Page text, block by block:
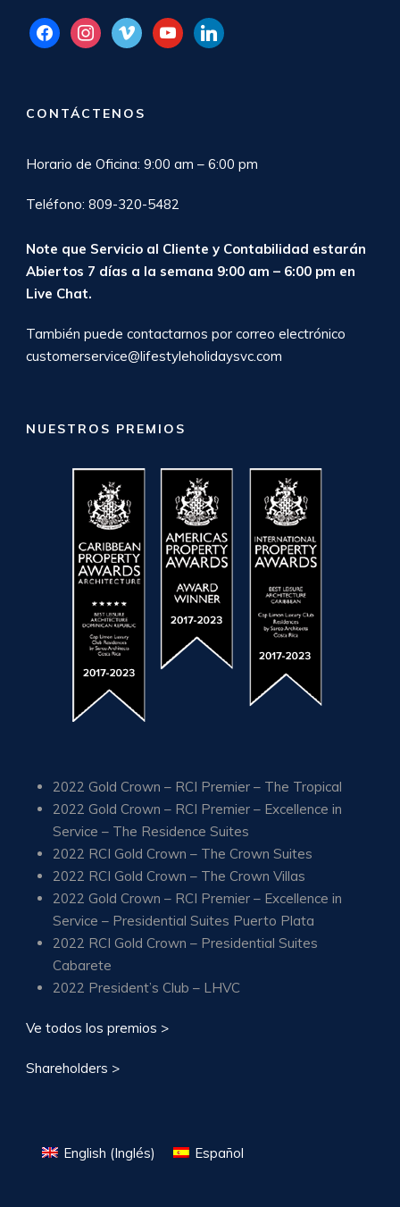
facebookinstagram
vimeo youtubelinkedin
CONTÁCTENOS
Horario de Oficina: 9:00 am – 6:00 pm
Teléfono: 809-320-5482
Note que Servicio al Cliente y Contabilidad estarán
Abiertos 7 días a la semana 9:00 am – 6:00 pm en
Live Chat.
También puede contactarnos por correo electrónico
customerservice@lifestyleholidaysvc.com
NUESTROS PREMIOS
2022 Gold Crown – RCI Premier – The Tropical
2022 Gold Crown – RCI Premier – Excellence in
Service – The Residence Suites
2022 RCI Gold Crown – The Crown Suites
2022 RCI Gold Crown – The Crown Villas
2022 Gold Crown – RCI Premier – Excellence in
Service – Presidential Suites Puerto Plata
2022 RCI Gold Crown – Presidential Suites
Cabarete
2022 President’s Club – LHVC
Ve todos los premios >
Shareholders >
English (Inglés) Español